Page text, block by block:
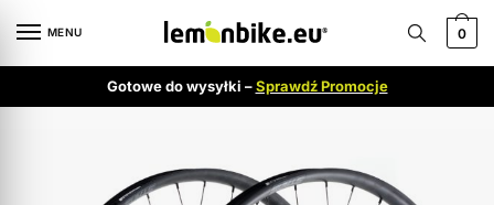
MENU 0
Gotowe do wysyłki –Sprawdź Promocje